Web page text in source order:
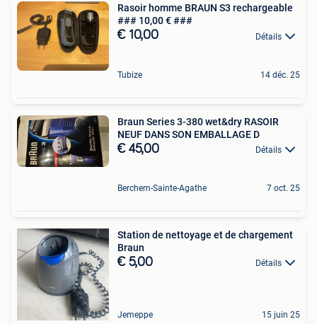
Rasoir homme BRAUN S3 rechargeable
### 10,00 € ###
€ 10,00 Détails
Tubize 14 déc. 25
Braun Series 3-380 wet&dry RASOIR
NEUF DANS SON EMBALLAGE D
€ 45,00 Détails
Berchem-Sainte-Agathe 7 oct. 25
Station de nettoyage et de chargement
Braun
€ 5,00 Détails
Jemeppe 15 juin 25